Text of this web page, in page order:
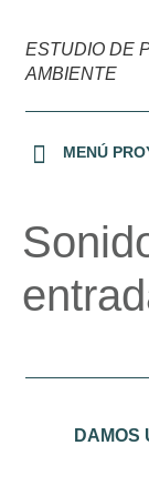
ESTUDIO DE
AMBIENTE
MENÚ
DAMOS